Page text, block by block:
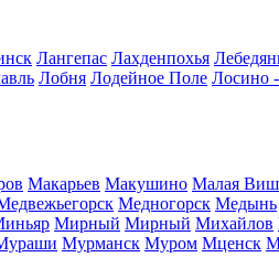
Лангепас Лахденпохья
Лобня Лодейное Поле Лосино
Макарьев Макушино Малая
Медногорск Медынь
Мирный Мирный Михайлов
Мурманск Муром Мценск